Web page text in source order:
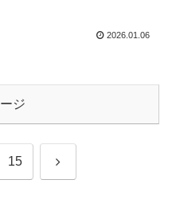
2026.01.06
ジ
15 次